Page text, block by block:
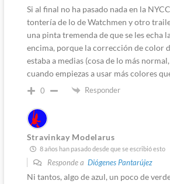
Si al final no ha pasado nada en la
tontería de lo de Watchmen y otro
una pinta tremenda de que se les echa
encima, porque la corrección de color
estaba a medias (cosa de lo más
cuando empiezas a usar más colores
0 Responder
Stravinkay Modelarus
8 años han pasado desde que se escribió esto
Responde a Diógenes Pantarújez
Ni tantos, algo de azul, un poco de